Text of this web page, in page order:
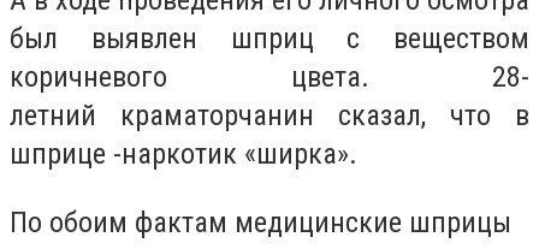
был выявлен шприц с веществом
коричневого цвета. 28-
летний краматорчанин сказал, что в
шприце -наркотик «ширка».
По обоим фактам медицинские шприцы